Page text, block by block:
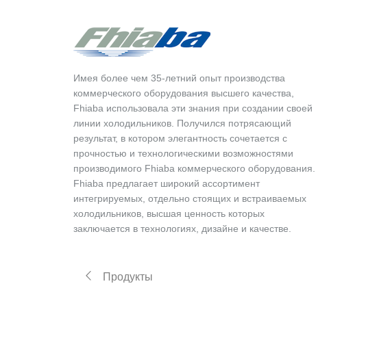
Имея более чем 35-летний опыт производства
коммерческого оборудования высшего качества,
Fhiaba использовала эти знания при создании своей
линии холодильников. Получился потрясающий
результат, в котором элегантность сочетается с
прочностью и технологическими возможностями
производимого Fhiaba коммерческого оборудования.
Fhiaba предлагает широкий ассортимент
интегрируемых, отдельно стоящих и встраиваемых
холодильников, высшая ценность которых
заключается в технологиях, дизайне и качестве.
Продукты